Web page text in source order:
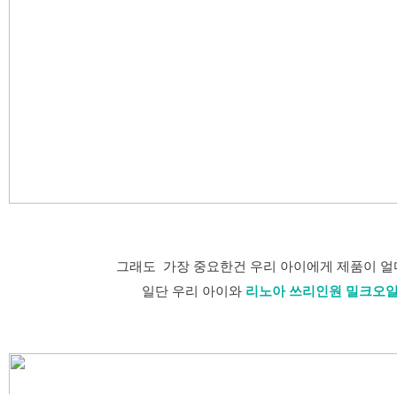
그래도 가장 중요한건 우리 아이에게 제품이
일단 우리 아이와 리노아 쓰리인원 밀크오